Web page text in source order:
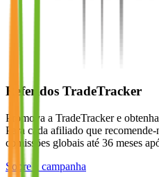
Referidos TradeTracker
Promova a TradeTracker e
Para cada afiliado que recomende-
comissões globais até 36 meses
Sobre a campanha